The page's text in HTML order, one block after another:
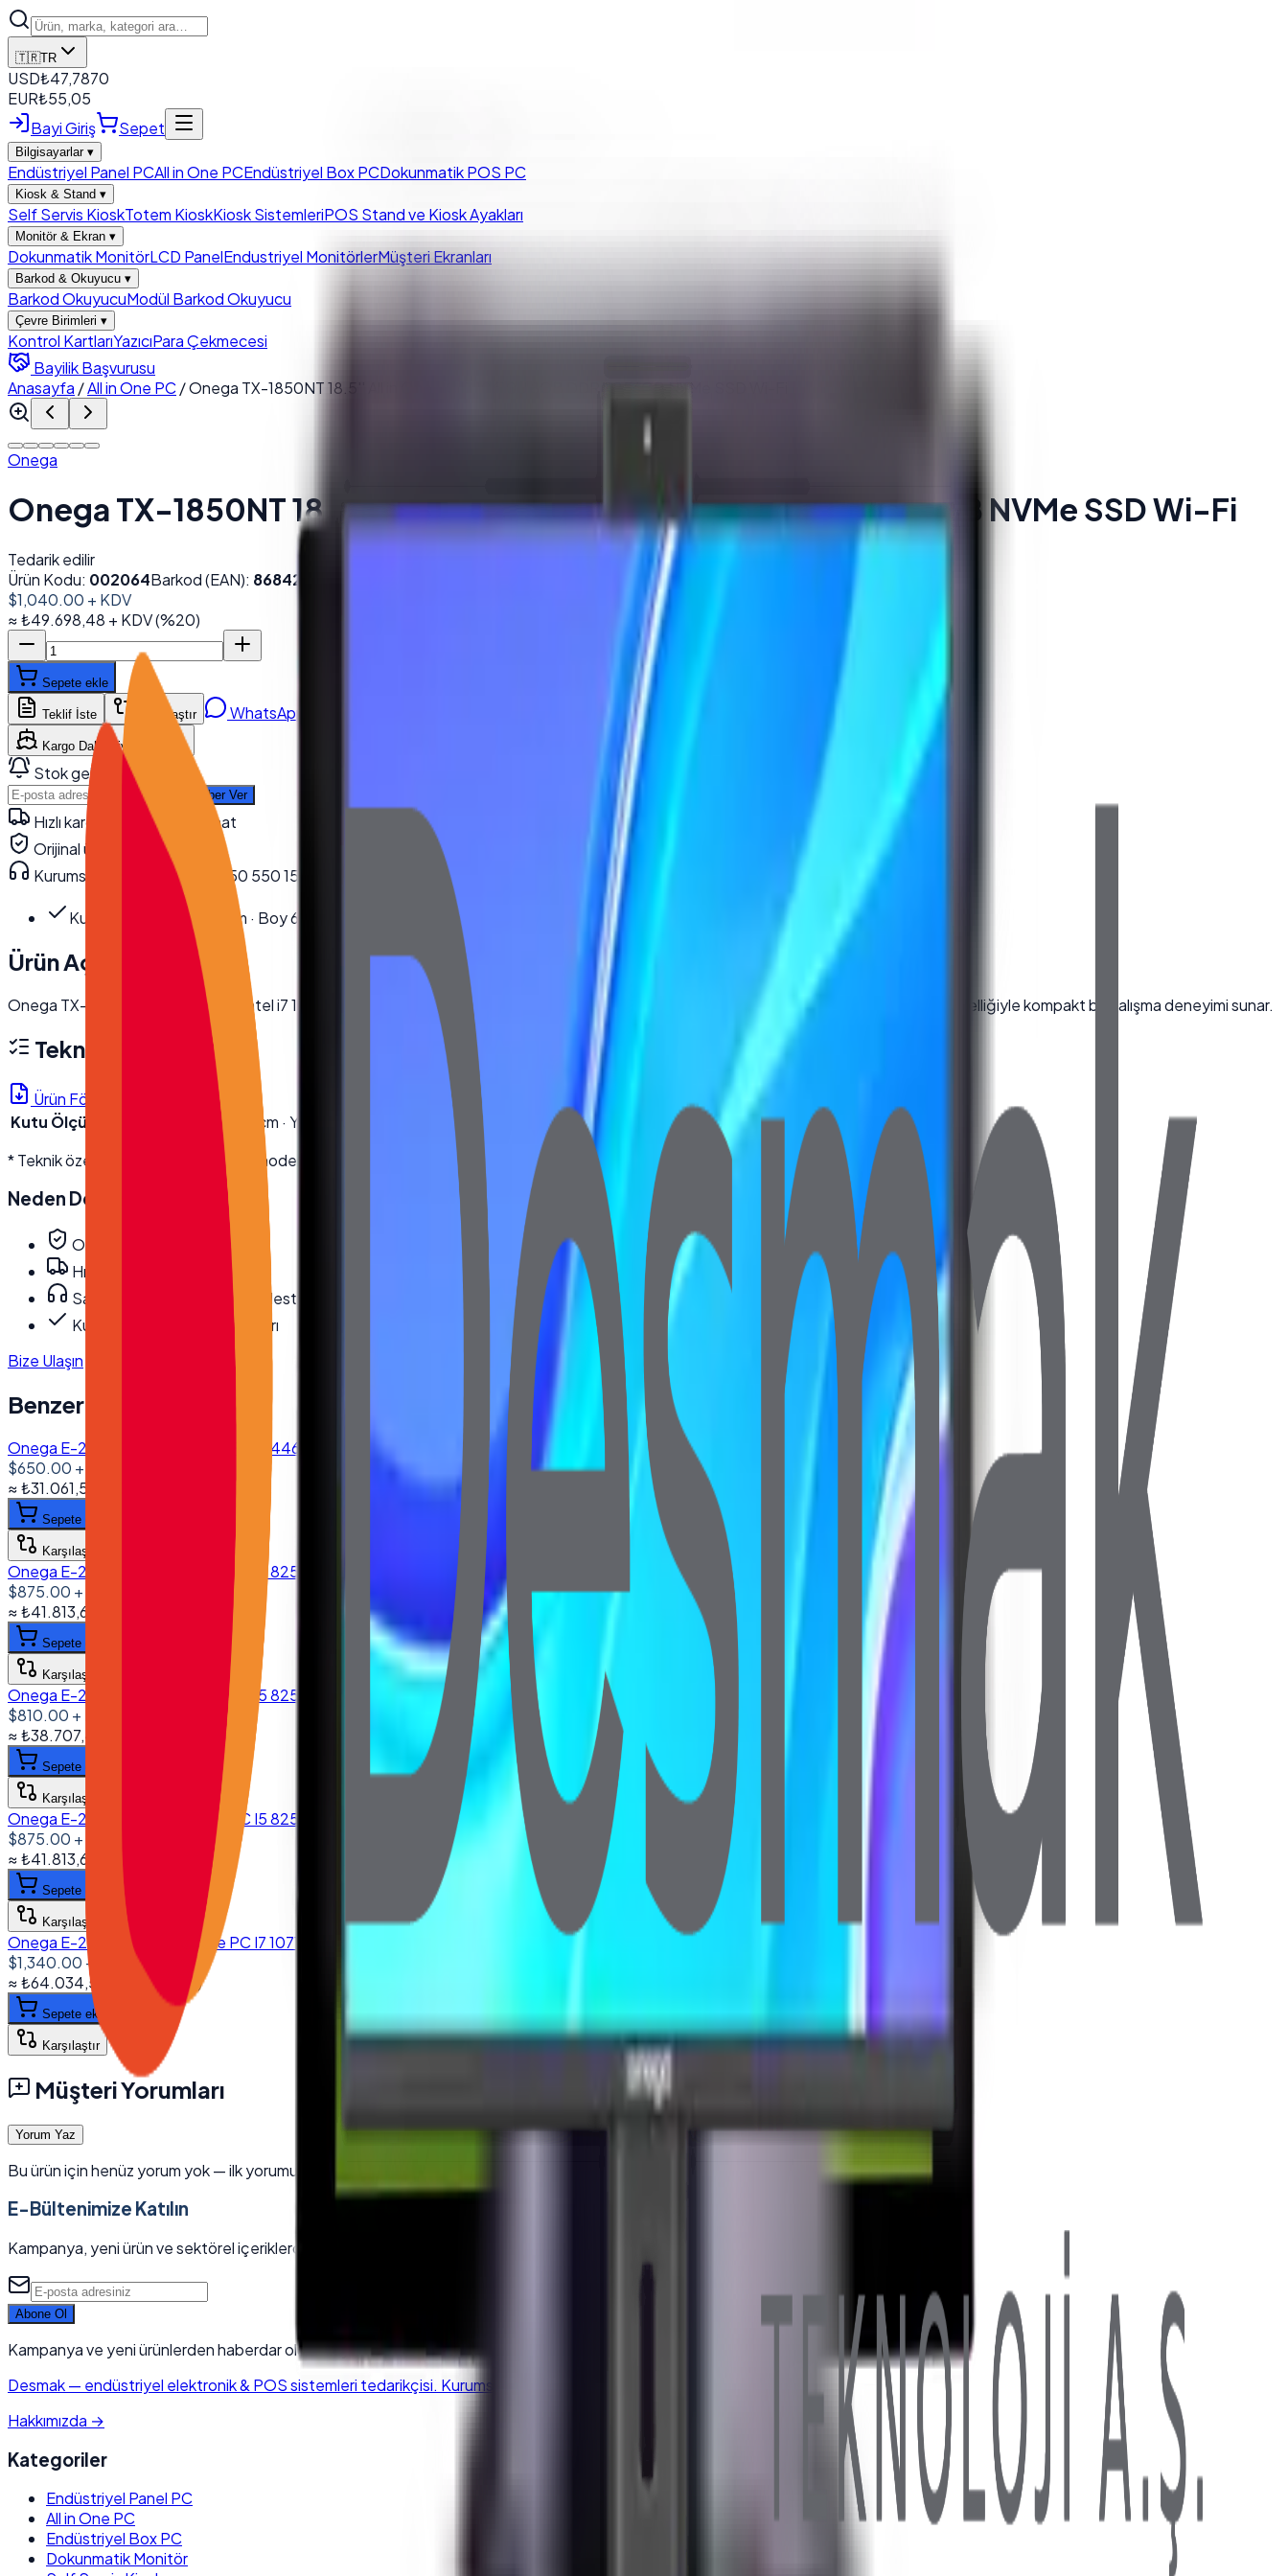
🇹🇷TR
USD₺47,7870
EUR₺55,05
Bayi Giriş
Sepet
Bilgisayarlar ▾
Endüstriyel Panel PCAll in One PCEndüstriyel Box PCDokunmatik POS PC
Kiosk & Stand ▾
Self Servis KioskTotem KioskKiosk SistemleriPOS Stand ve Kiosk Ayakları
Monitör & Ekran ▾
Dokunmatik MonitörLCD PanelEndustriyel MonitörlerMüşteri Ekranları
Barkod & Okuyucu ▾
Barkod OkuyucuModül Barkod Okuyucu
Çevre Birimleri ▾
Kontrol KartlarıYazıcıPara Çekmecesi
Bayilik Başvurusu
Anasayfa /All in One PC/Onega TX-1850NT 18.5'' All in One PC I7 10610U 8GB DDR4 256GB NVMe SSD Wi-Fi
Onega
Onega TX-1850NT 18.5'' All in One PC I7 10610U 8GB DDR4 256GB NVMe SSD Wi-Fi
Tedarik edilir
Ürün Kodu: 002064Barkod (EAN): 8684278853159
$1,040.00 + KDV
≈₺49.698,48 + KDV(%20)
Sepete ekle
Teklif İste Karşılaştır WhatsApp'tan Sor
Kargo Dahil Fiyat Hesapla
Stok gelince haber ver
Haber Ver
Hızlı kargo · kurumsal teslimat
Orijinal ürün · garanti
Kurumsal teknik destek
· 0850 550 15 15
Kutu Ölçüleri En 22.5 cm · Boy 62 cm · Yü…
Ürün Açıklaması
Onega TX-1850NT All in One PC, Intel i7 10. Nesil işlemci ve 256GB NVMe SSD ile günlük işlemleriniz için idealdir. 18.5 inç ekranı ve Wi-Fi özelliğiyle kompakt bir çalışma deneyimi sunar.
Teknik Özellikler
Ürün Föyü (PDF)
Kutu Ölçüleri
En 22.5 cm · Boy 62 cm · Yükseklik 46 cm · Brüt Ağırlık 6.7 kg
* Teknik özellikler üretici kaynaklıdır; modele göre değişebilir. Detaylı bilgi için bize ulaşın.
Neden Desmak
Orijinal, garantili ürün
Hızlı ve güvenli kargo
Satış öncesi/sonrası teknik destek
Kurumsal fatura · bayi fiyatları
Bize Ulaşın
Benzer Ürünler
Onega E-2380 23.8'' All in One PC I5 4460 8GB 256GB NVMe Wi-Fi & Camera (Klavye & Mouse Set Dahil)
$650.00 + KDV
≈₺31.061,55
Sepete ekle
Karşılaştır
Onega E-2380 23.8'' All in One PC I5 8250U 16GB DDR4 512GB NVMe SSD Wi-Fi & Camera (Klavye & Mouse Set Dahil)
$875.00 + KDV
≈₺41.813,63
Sepete ekle
Karşılaştır
Onega E-2380 23.8'' All in One PC I5 8250U 8GB DDR4 256GB NVMe SSD Wi-Fi & Camera (Klavye & Mouse Set Dahil)
$810.00 + KDV
≈₺38.707,47
Sepete ekle
Karşılaştır
Onega E-2380 23.8'' All in One PC I5 8250U 8GB DDR4 512GB NVMe SSD Wi-Fi & Camera
$875.00 + KDV
≈₺41.813,63 + KDV
Sepete ekle
Karşılaştır
Onega E-2380 23.8'' All in One PC I7 10710U 16GB DDR4 512GB NVMe SSD Wi-Fi (Klavye & Mouse Set Dahil)
$1,340.00 + KDV
≈₺64.034,58 + KDV(% 20 )
Sepete ekle
Karşılaştır
Müşteri Yorumları
Yorum Yaz
Bu ürün için henüz yorum yok — ilk yorumu siz yazın.
E-Bültenimize Katılın
Kampanya, yeni ürün ve sektörel içeriklerden ilk siz haberdar olun.
Abone Ol
Kampanya ve yeni ürünlerden haberdar olun. Kaydolarak KVKK aydınlatma metnini kabul edersiniz.
Desmak— endüstriyel elektronik & POS sistemleri tedarikçisi. Kurumsal kalite, hızlı kargo, satış sonrası destek.
Hakkımızda →
Kategoriler
Endüstriyel Panel PC
All in One PC
Endüstriyel Box PC
Dokunmatik Monitör